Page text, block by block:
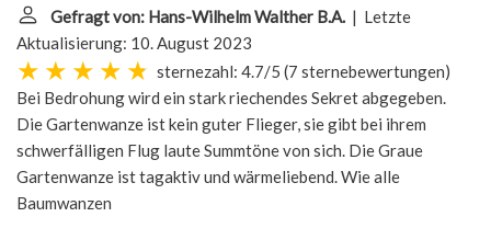
Gefragt von: Hans-Wilhelm Walther B.A. | Letzte
Aktualisierung: 10. August 2023
sternezahl: 4.7/5 (7 sternebewertungen)
Bei Bedrohung wird ein stark riechendes Sekret abgegeben.
Die Gartenwanze ist kein guter Flieger, sie gibt bei ihrem
schwerfälligen Flug laute Summtöne von sich. Die Graue
Gartenwanze ist tagaktiv und wärmeliebend. Wie alle
Baumwanzen